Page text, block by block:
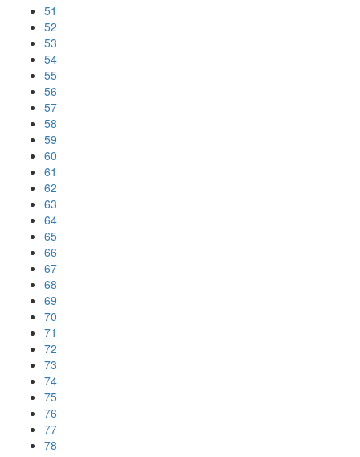
51
52
53
54
55
56
57
58
59
60
61
62
63
64
65
66
67
68
69
70
71
72
73
74
75
76
77
78